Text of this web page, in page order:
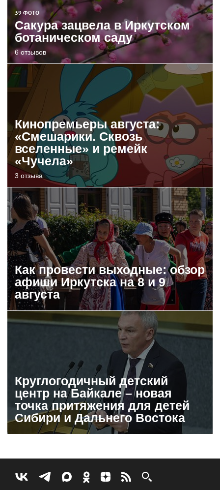
39 ФОТО
Сакура зацвела в Иркутском
ботаническом саду
6 отзывов
Кинопремьеры августа:
«Смешарики. Сквозь
вселенные» и ремейк
«Чучела»
3 отзыва
Как провести выходные: обзор
афиши Иркутска на 8 и 9
августа
Круглогодичный детский
центр на Байкале – новая
точка притяжения для детей
Сибири и Дальнего Востока